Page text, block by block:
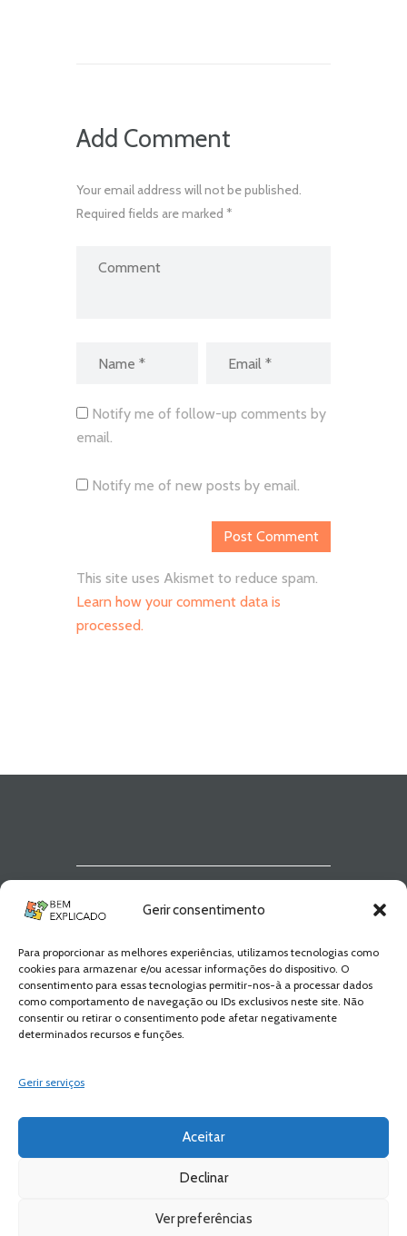
Gerir consentimento
Para proporcionar as melhores experiências, utilizamos tecnologias como
cookies para armazenar e/ou acessar informações do dispositivo. O
consentimento para essas tecnologias permitir-nos-à a processar dados
como comportamento de navegação ou IDs exclusivos neste site. Não
consentir ou retirar o consentimento pode afetar negativamente
determinados recursos e funções.
Gerir serviços
Aceitar
Declinar
Ver preferências
Add Comment
Your email address will not be published.
Required fields are marked *
Notify me of follow-up comments by
email.
Notify me of new posts by email.
This site uses Akismet to reduce spam.
Learn how your comment data is
processed.
Newsletter Bem
Explicado
Fica a par de todas as novidades! Zero
Spam, apenas novidades e novos
conteúdos!
Bem Explicado © 2026 All Rights Reserved